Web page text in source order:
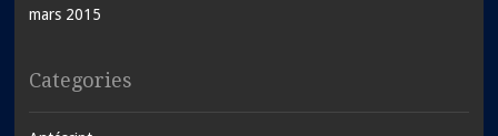
mars 2015
Categories